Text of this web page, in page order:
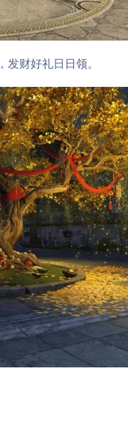
财好礼日日领。